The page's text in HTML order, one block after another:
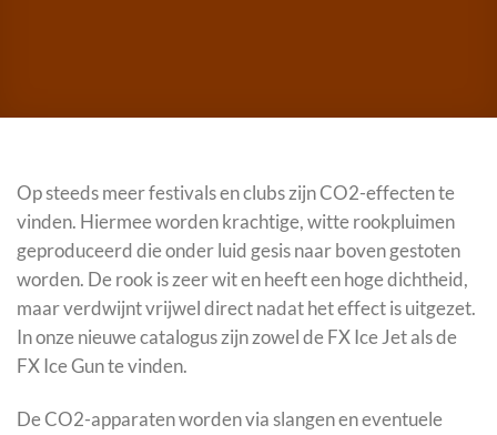
Op steeds meer festivals en clubs zijn CO2-effecten te
vinden. Hiermee worden krachtige, witte rookpluimen
geproduceerd die onder luid gesis naar boven gestoten
worden. De rook is zeer wit en heeft een hoge dichtheid,
maar verdwijnt vrijwel direct nadat het effect is uitgezet.
In onze nieuwe catalogus zijn zowel de FX Ice Jet als de
FX Ice Gun te vinden.
De CO2-apparaten worden via slangen en eventuele